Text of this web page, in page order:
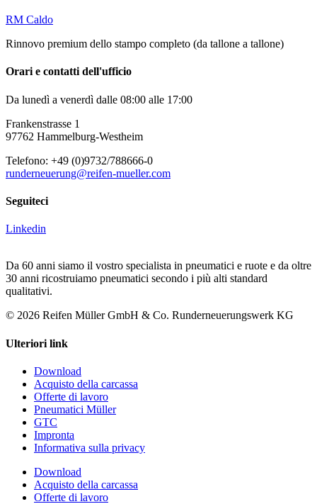
RM Caldo
Rinnovo premium dello stampo completo (da tallone a tallone)
Orari e contatti dell'ufficio
Da lunedì a venerdì dalle 08:00 alle 17:00
Frankenstrasse 1
97762 Hammelburg-Westheim
Telefono: +49 (0)9732/788666-0
runderneuerung@reifen-mueller.com
Seguiteci
Linkedin
Da 60 anni siamo il vostro specialista in pneumatici e ruote e da oltre
30 anni ricostruiamo pneumatici secondo i più alti standard
qualitativi.
© 2026 Reifen Müller GmbH & Co. Runderneuerungswerk KG
Ulteriori link
Download
Acquisto della carcassa
Offerte di lavoro
Pneumatici Müller
GTC
Impronta
Informativa sulla privacy
Download
Acquisto della carcassa
Offerte di lavoro